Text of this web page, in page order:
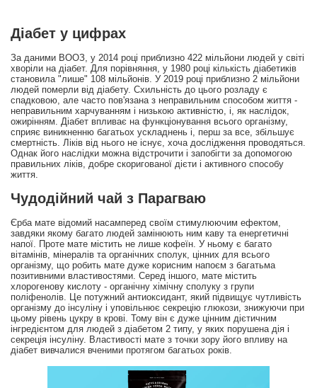
Діабет у цифрах
За даними ВООЗ, у 2014 році приблизно 422 мільйони людей у світі
хворіли на діабет. Для порівняння, у 1980 році кількість діабетиків
становила "лише" 108 мільйонів. У 2019 році приблизно 2 мільйони
людей померли від діабету. Схильність до цього розладу є
спадковою, але часто пов'язана з неправильним способом життя -
неправильним харчуванням і низькою активністю, і, як наслідок,
ожирінням. Діабет впливає на функціонування всього організму,
сприяє виникненню багатьох ускладнень і, перш за все, збільшує
смертність. Ліків від нього не існує, хоча дослідження проводяться.
Однак його наслідки можна відстрочити і запобігти за допомогою
правильних ліків, добре скоригованої дієти і активного способу
життя.
Чудодійний чай з Парагваю
Єрба мате відомий насамперед своїм стимулюючим ефектом,
завдяки якому багато людей замінюють ним каву та енергетичні
напої. Проте мате містить не лише кофеїн. У ньому є багато
вітамінів, мінералів та органічних сполук, цінних для всього
організму, що робить мате дуже корисним напоєм з багатьма
позитивними властивостями. Серед іншого, мате містить
хлорогенову кислоту - органічну хімічну сполуку з групи
поліфенолів. Це потужний антиоксидант, який підвищує чутливість
організму до інсуліну і уповільнює секрецію глюкози, знижуючи при
цьому рівень цукру в крові. Тому він є дуже цінним дієтичним
інгредієнтом для людей з діабетом 2 типу, у яких порушена дія і
секреція інсуліну. Властивості мате з точки зору його впливу на
діабет вивчалися вченими протягом багатьох років.